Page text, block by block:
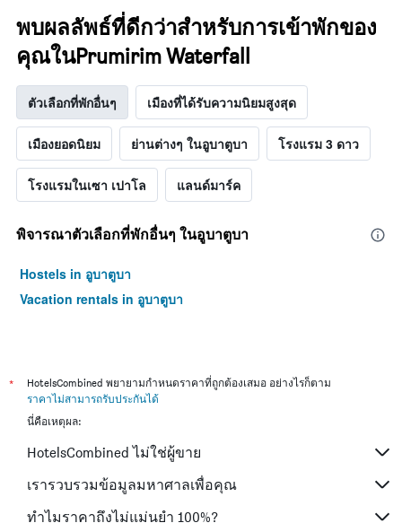
พบผลลัพธ์ที่ดีกว่าสำหรับการเข้าพักของ
คุณในPrumirim Waterfall
ตัวเลือกที่พักอื่นๆ เมืองที่ได้รับความนิยมสูงสุด
เมืองยอดนิยม ย่านต่างๆ ในอูบาตูบา โรงแรม 3 ดาว
โรงแรมในเซา เปาโล แลนด์มาร์ค
พิจารณาตัวเลือกที่พักอื่นๆ ในอูบาตูบา
Hostels in อูบาตูบา
Vacation rentals in อูบาตูบา
*
HotelsCombined พยายามกำหนดราคาที่ถูกต้องเสมอ อย่างไรก็ตาม
ราคาไม่สามารถรับประกันได้
นี่คือเหตุผล:
HotelsCombined ไม่ใช่ผู้ขาย
เรารวบรวมข้อมูลมหาศาลเพื่อคุณ
ทำไมราคาถึงไม่แม่นยำ 100%?